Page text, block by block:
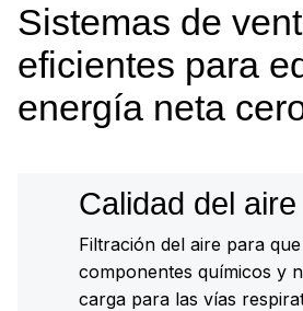
Sistemas de
eficientes para
energía neta
Calidad del
Filtración del aire para
componentes químicos y
carga para las vías